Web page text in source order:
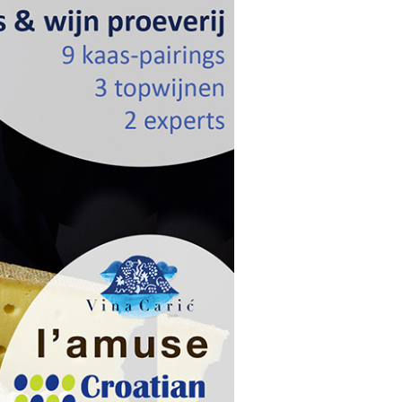
dessert
Nieuwe rode herfstwijnen
Trotse nieuwe witte wijnen
Boek nu je tickets voor IJcatcherXL Amsterdam
Muškat Momjanski druif krijgt beschermde status van
De Grote Hamersma bekroond 7 Kroatische wijnen
De Kroatische lente, hoe gaat het in de wijngaarden
Croatianwine.online steunt de Dierenambulance